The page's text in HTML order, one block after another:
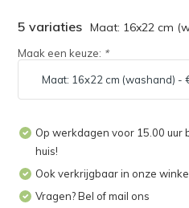
5 variaties Maat: 16x22 cm
Maak een keuze: *
Op werkdagen voor 15.00 uur
huis!
Ook verkrijgbaar in onze
Vragen? Bel of mail ons